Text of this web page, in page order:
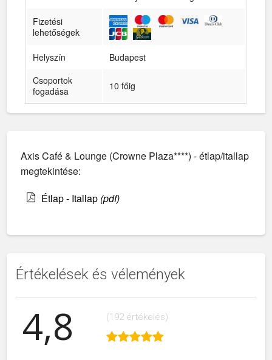
Fizetési
lehetőségek
Helyszín
Budapest
Csoportok
fogadása
10 főig
Axis Café & Lounge (Crowne Plaza****) - étlap/itallap
megtekintése:
Étlap - Itallap (pdf)
Értékelések és vélemények
4,8 (192 értékelés)